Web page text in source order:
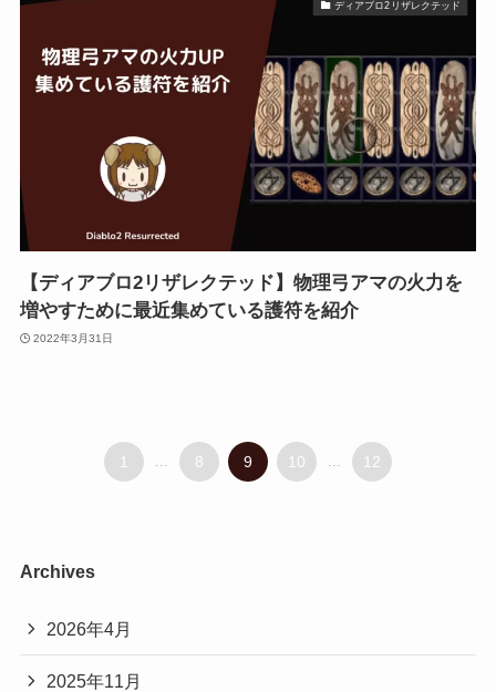
ディアブロ2リザレクテッド
【ディアブロ2リザレクテッド】物理弓アマの火力を
増やすために最近集めている護符を紹介
2022年3月31日
1 ... 8 9 10 ... 12
Archives
2026年4月
2025年11月